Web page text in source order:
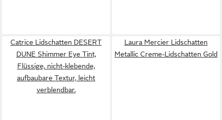
Catrice Lidschatten DESERT
DUNE Shimmer Eye Tint,
Flüssige, nicht-klebende,
aufbaubare Textur, leicht
verblendbar.
Laura Mercier Lidschatten
Metallic Creme-Lidschatten Gold